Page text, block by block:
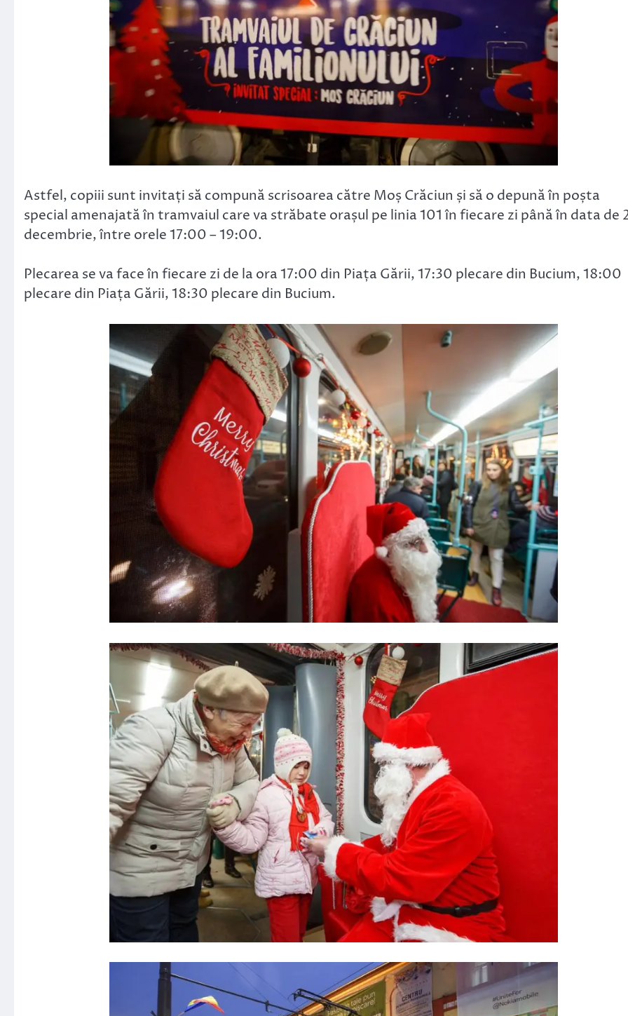
Astfel, copiii sunt invitați să compună scrisoarea către Moș Crăciun și să o depună în poșta
special amenajată în tramvaiul care va străbate orașul pe linia 101 în fiecare zi până în data de
decembrie, între orele 17:00 – 19:00.
Plecarea se va face în fiecare zi de la ora 17:00 din Piața Gării, 17:30 plecare din Bucium, 18:00
plecare din Piața Gării, 18:30 plecare din Bucium.